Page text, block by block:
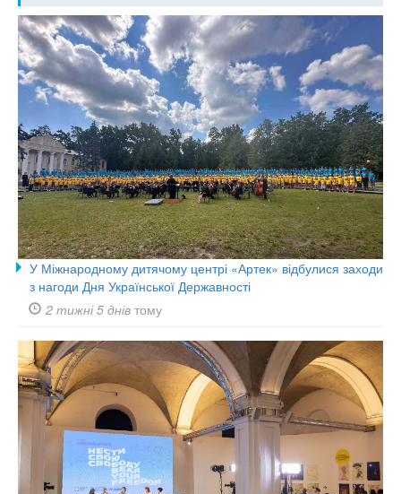
У Міжнародному дитячому центрі «Артек» відбулися заходи
з нагоди Дня Української Державності
2 тижні 5 днів тому